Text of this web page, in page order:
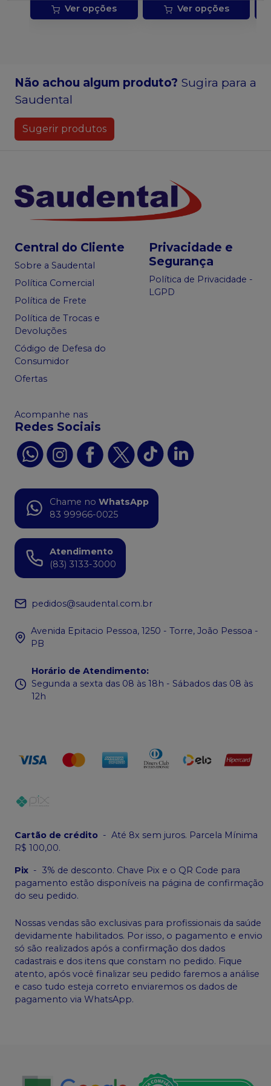
Ver opções Ver opções
Não achou algum produto? Sugira para a
Saudental
Sugerir produtos
Central do Cliente
Sobre a Saudental
Política Comercial
Política de Frete
Política de Trocas e
Devoluções
Código de Defesa do
Consumidor
Ofertas
Privacidade e
Segurança
Política de Privacidade -
LGPD
Acompanhe nas
Redes Sociais
Chame no WhatsApp
83 99966-0025
Atendimento
(83) 3133-3000
pedidos@saudental.com.br
Avenida Epitacio Pessoa, 1250 - Torre, João Pessoa -
PB
Horário de Atendimento:
Segunda a sexta das 08 às 18h - Sábados das 08 às
12h
Cartão de crédito - Até 8x sem juros. Parcela Mínima
R$ 100,00.
Pix - 3% de desconto. Chave Pix e o QR Code para
pagamento estão disponíveis na página de confirmação
do seu pedido.
Nossas vendas são exclusivas para profissionais da saúde
devidamente habilitados. Por isso, o pagamento e envio
só são realizados após a confirmação dos dados
cadastrais e dos itens que constam no pedido. Fique
atento, após você finalizar seu pedido faremos a análise
e caso tudo esteja correto enviaremos os dados de
pagamento via WhatsApp.